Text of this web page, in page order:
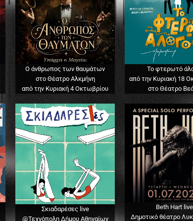
Ο άνθρωπος των θαυμάτων
στο Θέατρο Αλκμήνη
από την Κυριακή 4 Οκτωβρίου
Το φτερωτό
από την Κυριακή 18
στο Θέατρο
Σκιαδαρέσες live
@Τεχνόπολη Δήμου Αθηναίων
Beth Hart live
Δημοτικό θέατρο